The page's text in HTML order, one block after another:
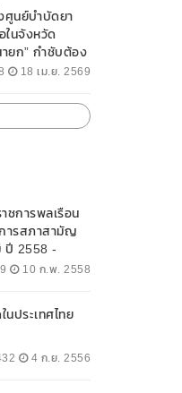
ศูนย์บำบัดยา
ในจังหวัด
ยก” กำชับต้อง
สอดคล้องกับ
18 เม.ย. 2569
ชการพลเรือน
ารสภาสามัญ
ปี 2558 -
10 ก.พ. 2558
ประเทศไทย
4 ก.ย. 2556